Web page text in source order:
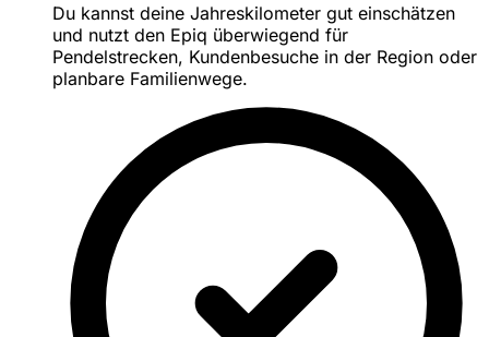
Du kannst deine Jahreskilometer gut einschätzen
und nutzt den Epiq überwiegend für
Pendelstrecken, Kundenbesuche in der Region oder
planbare Familienwege.